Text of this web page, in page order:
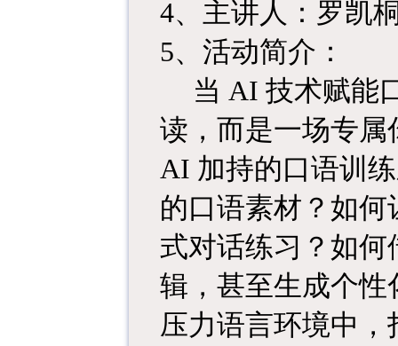
4、 主讲人：罗凯
5、 活动简介：
当 AI 技术赋能
读，而是一场专
AI 加持的口语训
的口语素材？如
式对话练习？如
辑，甚至生成个
压力语言环境中，